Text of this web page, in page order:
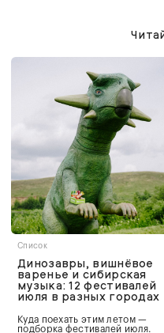
Список
Динозавры, вишнёвое
варенье и сибирская
музыка: 12 фестивалей
июля в разных городах
Куда поехать этим летом —
подборка фестивалей июля.